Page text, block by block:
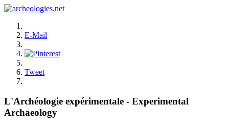
E-Mail
Tweet
L'Archéologie expérimentale - Experimental
Archaeology